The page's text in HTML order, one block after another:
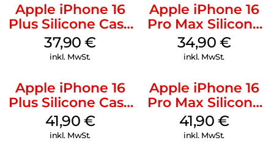
Apple iPhone 16
Plus Silicone Case
MagSafe Lake
Green
37,90€
inkl. MwSt.
Apple iPhone 16
Pro Max Silicone
Case MagSafe
Denim
34,90 €
inkl. MwSt.
Apple iPhone 16
Plus Silicone Case
MagSafe Stone
Gray
41,90 €
inkl. MwSt.
Apple iPhone 16
Pro Max Silicone
Case MagSafe
Ultramarine
41,90 €
inkl. MwSt.